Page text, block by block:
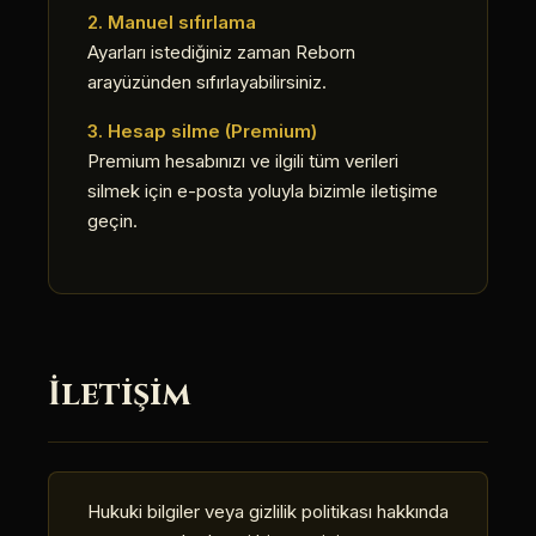
2. Manuel sıfırlama
Ayarları istediğiniz zaman Reborn
arayüzünden sıfırlayabilirsiniz.
3. Hesap silme (Premium)
Premium hesabınızı ve ilgili tüm verileri
silmek için e-posta yoluyla bizimle iletişime
geçin.
İletişim
Hukuki bilgiler veya gizlilik politikası hakkında